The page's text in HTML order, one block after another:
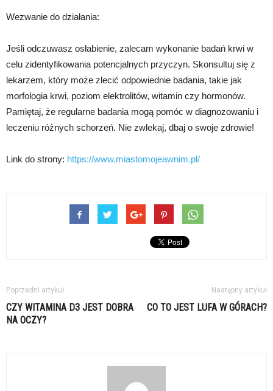
Wezwanie do działania:
Jeśli odczuwasz osłabienie, zalecam wykonanie badań krwi w
celu zidentyfikowania potencjalnych przyczyn. Skonsultuj się z
lekarzem, który może zlecić odpowiednie badania, takie jak
morfologia krwi, poziom elektrolitów, witamin czy hormonów.
Pamiętaj, że regularne badania mogą pomóc w diagnozowaniu i
leczeniu różnych schorzeń. Nie zwlekaj, dbaj o swoje zdrowie!
Link do strony: https://www.miastomojeawnim.pl/
Poprzedni artykuł
CZY WITAMINA D3 JEST DOBRA
NA OCZY?
Następny artykuł
CO TO JEST LUFA W GÓRACH?